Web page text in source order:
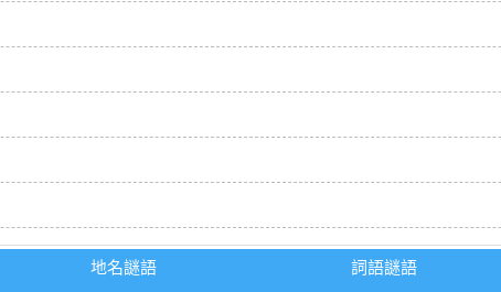
地名謎語 詞語謎語